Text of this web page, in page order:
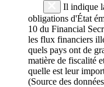
Il indique
obligations d'État
10 du Financial
les flux financiers
quels pays ont de
matière de fiscalité
quelle est leur
(Source des